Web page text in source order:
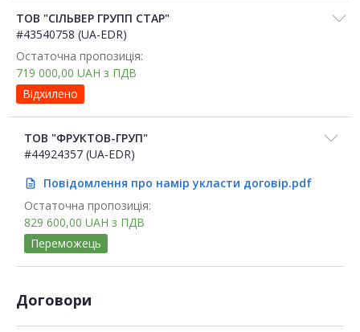
ТОВ "СІЛЬВЕР ГРУПП СТАР"
#43540758 (UA-EDR)
Остаточна пропозиція:
719 000,00 UAH з ПДВ
Відхилено
ТОВ "ФРУКТОВ-ГРУП"
#44924357 (UA-EDR)
description
Повідомлення про намір укласти договір.pdf
Остаточна пропозиція:
829 600,00 UAH з ПДВ
Переможець
Договори